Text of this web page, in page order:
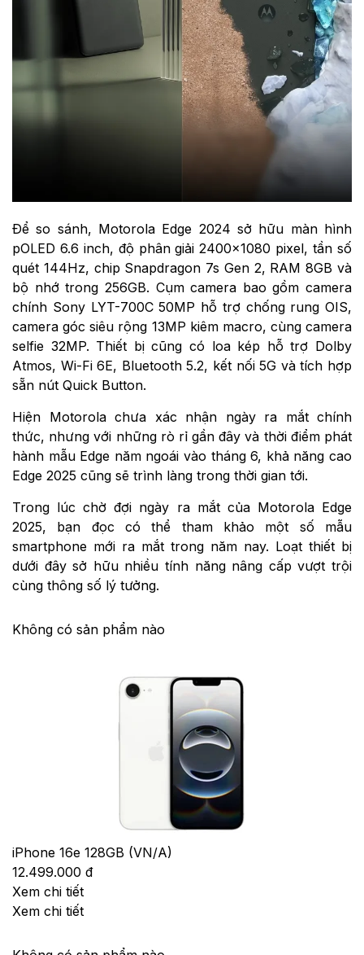
Để so sánh, Motorola Edge 2024 sở hữu màn hình
pOLED 6.6 inch, độ phân giải 2400×1080 pixel, tần số
quét 144Hz, chip Snapdragon 7s Gen 2, RAM 8GB và
bộ nhớ trong 256GB. Cụm camera bao gồm camera
chính Sony LYT-700C 50MP hỗ trợ chống rung OIS,
camera góc siêu rộng 13MP kiêm macro, cùng camera
selfie 32MP. Thiết bị cũng có loa kép hỗ trợ Dolby
Atmos, Wi-Fi 6E, Bluetooth 5.2, kết nối 5G và tích hợp
sẵn nút Quick Button.
Hiện Motorola chưa xác nhận ngày ra mắt chính
thức, nhưng với những rò rỉ gần đây và thời điểm phát
hành mẫu Edge năm ngoái vào tháng 6, khả năng cao
Edge 2025 cũng sẽ trình làng trong thời gian tới.
Trong lúc chờ đợi ngày ra mắt của Motorola Edge
2025, bạn đọc có thể tham khảo một số mẫu
smartphone mới ra mắt trong năm nay. Loạt thiết bị
dưới đây sở hữu nhiều tính năng nâng cấp vượt trội
cùng thông số lý tưởng.
Không có sản phẩm nào
iPhone 16e 128GB (VN/A)
12.499.000 đ
Xem chi tiết
Xem chi tiết